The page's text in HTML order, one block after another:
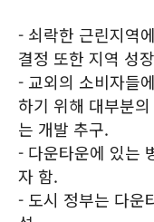
- 쇠락한 근린지역
결정 또한 지역 성
- 교외의 소비자들
하기 위해 대부분
는 개발 추구.
- 다운타운에 있는
자 함.
- 도시 정부는 다운